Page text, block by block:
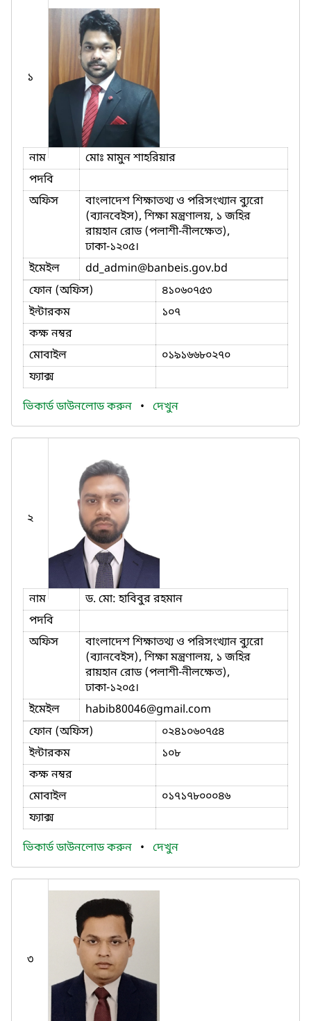
১
নাম
মোঃ মামুন শাহরিয়ার
পদবি
অফিস
বাংলাদেশ শিক্ষাতথ্য ও পরিসংখ্যান ব্যুরো
(ব্যানবেইস), শিক্ষা মন্ত্রণালয়, ১ জহির
রায়হান রোড (পলাশী-নীলক্ষেত),
ঢাকা-১২০৫।
ইমেইল
dd_admin@banbeis.gov.bd
ফোন (অফিস)
৪১০৬০৭৫৩
ইন্টারকম
১০৭
কক্ষ নম্বর
মোবাইল
০১৯১৬৬৮০২৭০
ফ্যাক্স
ভিকার্ড ডাউনলোড করুন • দেখুন
২
নাম
ড. মো: হাবিবুর রহমান
পদবি
অফিস
বাংলাদেশ শিক্ষাতথ্য ও পরিসংখ্যান ব্যুরো
(ব্যানবেইস), শিক্ষা মন্ত্রণালয়, ১ জহির
রায়হান রোড (পলাশী-নীলক্ষেত),
ঢাকা-১২০৫।
ইমেইল
habib80046@gmail.com
ফোন (অফিস)
০২৪১০৬০৭৫৪
ইন্টারকম
১০৮
কক্ষ নম্বর
মোবাইল
০১৭১৭৮০০০৪৬
ফ্যাক্স
ভিকার্ড ডাউনলোড করুন • দেখুন
৩